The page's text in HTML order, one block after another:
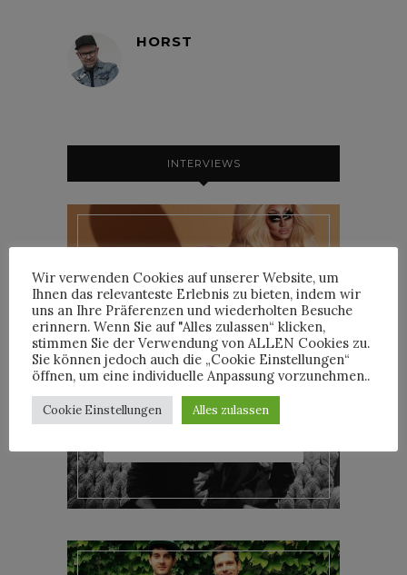
HORST
INTERVIEWS
INTERVIEW
Wir verwenden Cookies auf unserer Website, um
Ihnen das relevanteste Erlebnis zu bieten, indem wir
uns an Ihre Präferenzen und wiederholten Besuche
erinnern. Wenn Sie auf "Alles zulassen“ klicken,
stimmen Sie der Verwendung von ALLEN Cookies zu.
Sie können jedoch auch die „Cookie Einstellungen“
öffnen, um eine individuelle Anpassung vorzunehmen..
Cookie Einstellungen Alles zulassen